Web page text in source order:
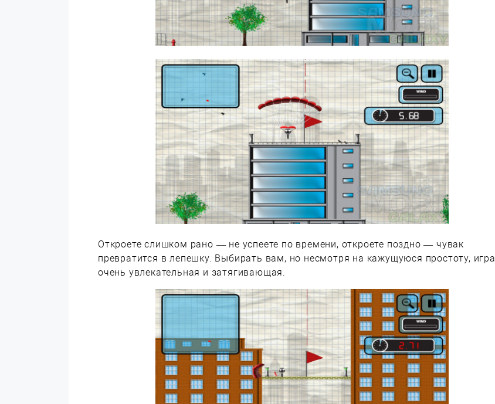
Откроете слишком рано — не успеете по времени, откроете поздно — чувак
превратится в лепешку. Выбирать вам, но несмотря на кажущуюся простоту, игра
очень увлекательная и затягивающая.